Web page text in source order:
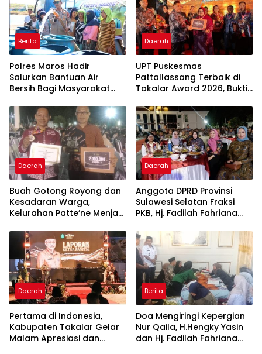
Berita
Polres Maros Hadir
Salurkan Bantuan Air
Bersih Bagi Masyarakat
Di Maros
Daerah
UPT Puskesmas
Pattallassang Terbaik di
Takalar Award 2026, Bukti
Pelayanan Kesehatan
Berkualitas
Daerah
Buah Gotong Royong dan
Kesadaran Warga,
Kelurahan Patte’ne Menjadi
2026
Daerah
Anggota DPRD Provinsi
Sulawesi Selatan Fraksi
PKB, Hj. Fadilah Fahriana
Takalar Menyalakan
Lentera Pengabdian
Melalui Malam Apresiasi
dan Inovasi Award 2026
Daerah
Pertama di Indonesia,
Kabupaten Takalar Gelar
Malam Apresiasi dan
Berita
Doa Mengiringi Kepergian
Nur Qaila, H.Hengky Yasin
dan Hj. Fadilah Fahriana